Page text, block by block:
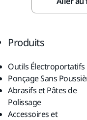
Produits
Outils Électroportatifs
Ponçage Sans
Abrasifs et Pâtes de
Polissage
Accessoires et